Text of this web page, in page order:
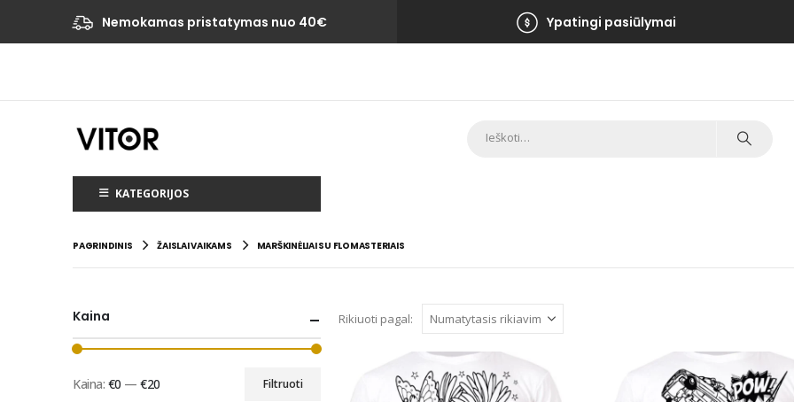
Nemokamas pristatymas nuo 40€ Ypatingi pasiūlymai
KATEGORIJOS
PAGRINDINIS ŽAISLAI VAIKAMS MARŠKINĖLIAI SU FLOMASTERIAIS
Rikiuoti pagal:
Kaina
Filtruoti
Kaina: €0 —€20